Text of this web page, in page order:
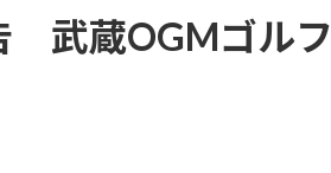
武蔵OGMゴルフ